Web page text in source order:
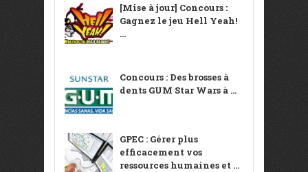
[Mise à jour] Concours :
Gagnez le jeu Hell Yeah!
...
Concours : Des brosses à
dents GUM Star Wars à ...
GPEC : Gérer plus
efficacement vos
ressources humaines et ...